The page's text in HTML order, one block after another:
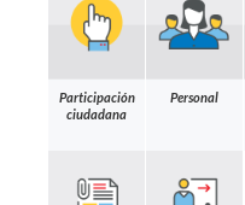
Participación
ciudadana
Personal